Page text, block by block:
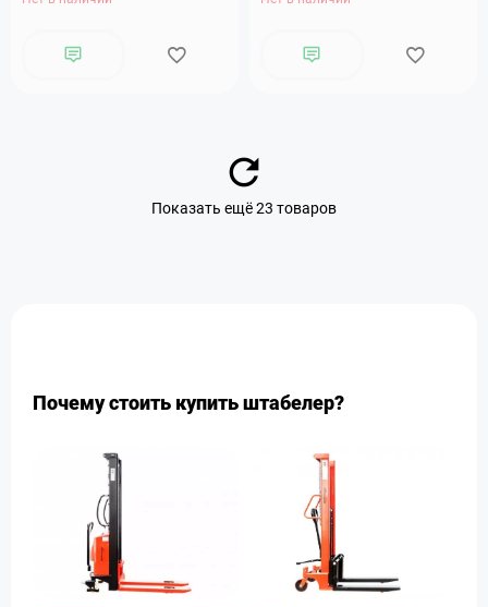
Показать ещё 23 товаров
Почему стоить купить штабелер?